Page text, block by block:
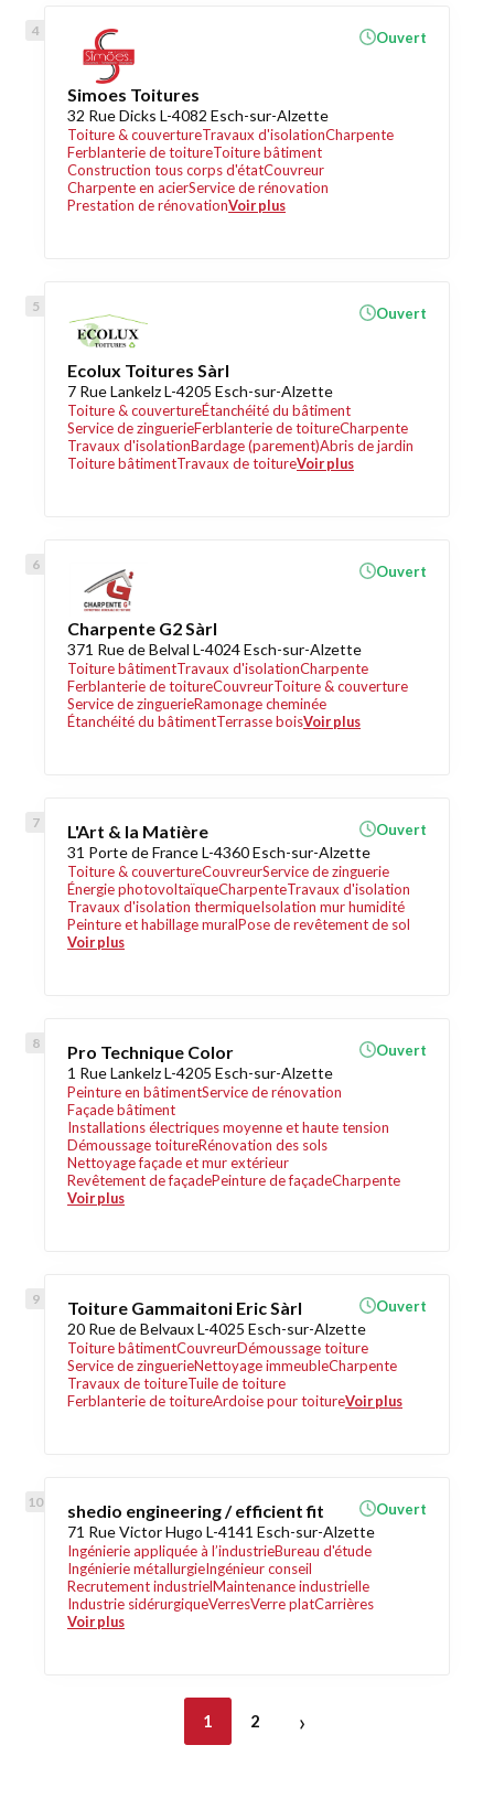
Simoes Toitures
32 Rue Dicks L-4082 Esch-sur-Alzette
Toiture & couvertureTravaux d'isolationCharpente
Ferblanterie de toitureToiture bâtiment
Construction tous corps d'étatCouvreur
Charpente en acierService de rénovation
Prestation de rénovationVoir plus
Ouvert
Ecolux Toitures Sàrl
7 Rue Lankelz L-4205 Esch-sur-Alzette
Toiture & couvertureÉtanchéité du bâtiment
Service de zinguerieFerblanterie de toitureCharpente
Travaux d'isolationBardage (parement)Abris de jardin
Toiture bâtimentTravaux de toitureVoir plus
Ouvert
Charpente G2 Sàrl
371 Rue de Belval L-4024 Esch-sur-Alzette
Toiture bâtimentTravaux d'isolationCharpente
Ferblanterie de toitureCouvreurToiture & couverture
Service de zinguerieRamonage cheminée
Étanchéité du bâtimentTerrasse boisVoir plus
Ouvert
L'Art & la Matière
31 Porte de France L-4360 Esch-sur-Alzette
Toiture & couvertureCouvreurService de zinguerie
Énergie photovoltaïqueCharpenteTravaux d'isolation
Travaux d'isolation thermiqueIsolation mur humidité
Peinture et habillage muralPose de revêtement de sol
Voir plus
Ouvert
Pro Technique Color
1 Rue Lankelz L-4205 Esch-sur-Alzette
Peinture en bâtimentService de rénovation
Façade bâtiment
Installations électriques moyenne et haute tension
Démoussage toitureRénovation des sols
Nettoyage façade et mur extérieur
Revêtement de façadePeinture de façadeCharpente
Voir plus
Ouvert
Toiture Gammaitoni Eric Sàrl
20 Rue de Belvaux L-4025 Esch-sur-Alzette
Toiture bâtimentCouvreurDémoussage toiture
Service de zinguerieNettoyage immeubleCharpente
Travaux de toitureTuile de toiture
Ferblanterie de toitureArdoise pour toitureVoir plus
Ouvert
shedio engineering / efficient fit
71 Rue Victor Hugo L-4141 Esch-sur-Alzette
Ingénierie appliquée à l’industrieBureau d'étude
Ingénierie métallurgieIngénieur conseil
Recrutement industrielMaintenance industrielle
Industrie sidérurgiqueVerresVerre platCarrières
Voir plus
Ouvert
1 2 ›